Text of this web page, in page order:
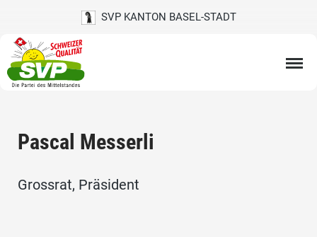
SVP KANTON BASEL-STADT
Pascal Messerli
Grossrat, Präsident